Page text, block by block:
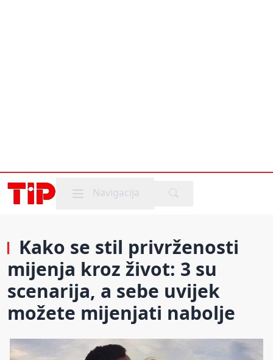
Mobile menu
Navigacija
Kako se stil privrženosti
mijenja kroz život: 3 su
scenarija, a sebe uvijek
možete mijenjati nabolje